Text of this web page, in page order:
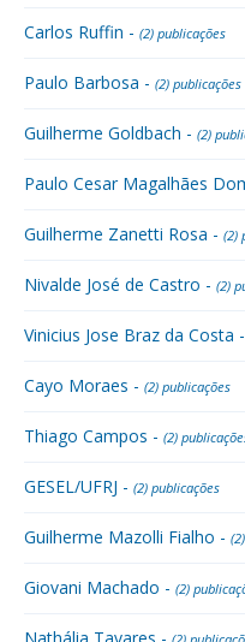
Carlos Ruffin - (2) publicações
Paulo Barbosa - (2) publicações
Guilherme Goldbach - (2)
Paulo Cesar Magalhães
Guilherme Zanetti Rosa - (2)
Nivalde José de Castro - (2)
Vinicius Jose Braz da Costa -
Cayo Moraes - (2) publicações
Thiago Campos - (2)
GESEL/UFRJ - (2) publicações
Guilherme Mazolli Fialho -
Giovani Machado - (2)